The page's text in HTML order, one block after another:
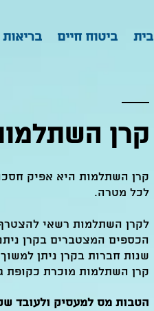
בית ביטוח חיים בריאות
קרן
קרן השתלמות היא אפיק
לכל מטרה.
לקרן השתלמות רשאי
הכספים המצטברים בקרן
שנות חברות בקרן ניתן
קרן השתלמות מוכרת כקופת
הטבות מס למעסיק ולעובד